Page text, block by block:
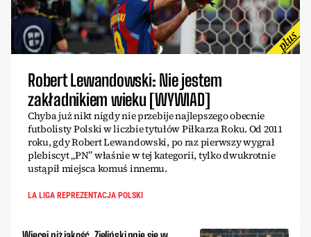
Robert Lewandowski: Nie jestem
zakładnikiem wieku [WYWIAD]
Chyba już nikt nigdy nie przebije najlepszego obecnie
futbolisty Polski w liczbie tytułów Piłkarza Roku. Od 2011
roku, gdy Robert Lewandowski, po raz pierwszy wygrał
plebiscyt „PN” właśnie w tej kategorii, tylko dwukrotnie
ustąpił miejsca komuś innemu.
LA LIGA REPREZENTACJA POLSKI